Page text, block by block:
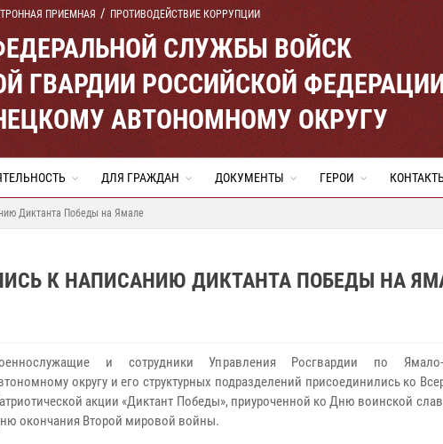
ПРИЕМНАЯ ПРОТИВОДЕЙСТВИЕ КОРРУПЦИИ
СЛУЖБЫ ВОЙСК
ГВАРДИИ РОССИЙСКОЙ
АВТОНОМНОМУ ОКРУГУ
ДЛЯ ГРАЖДАН ДОКУМЕНТЫ ГЕРОИ
Диктанта Победы на Ямале
К НАПИСАНИЮ ДИКТАНТА ПОБЕДЫ НА
и сотрудники Управления Росгвардии по Ямало-
округу и его структурных подразделений присоединились ко
акции «Диктант Победы», приуроченной ко Дню воинской
окончания Второй мировой войны.